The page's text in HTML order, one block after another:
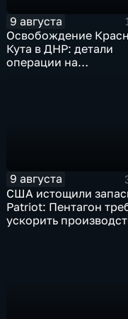
9 августа
Освобождение
Кута в ДНР: детали
операции на
9 августа
США истощили
Patriot: Пентагон
ускорить